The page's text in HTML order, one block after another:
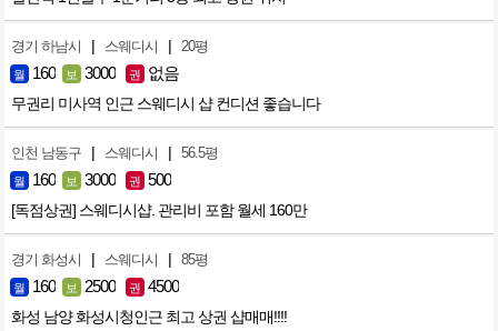
경기 하남시 | 스웨디시 | 20평
월 160 보 3000 권 없음
무권리 미사역 인근 스웨디시 샵 컨디션 좋습니다
인천 남동구 | 스웨디시 | 56.5평
월 160 보 3000 권 500
[독점상권] 스웨디시샵. 관리비 포함 월세 160만
경기 화성시 | 스웨디시 | 85평
월 160 보 2500 권 4500
화성 남양 화성시청인근 최고 상권 샵매매!!!!